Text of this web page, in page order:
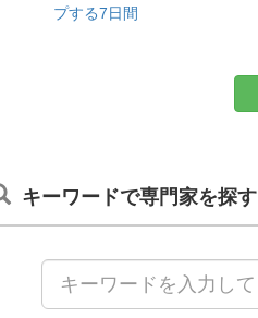
プする7日間
キーワードで専門家を探す